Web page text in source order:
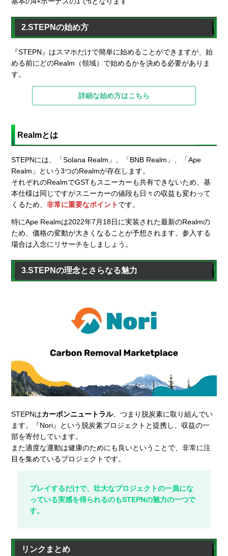
2.STEPNの始め方
『STEPN』はスマホだけで簡単に始めることができますが、始
める前にどのRealm（領域）で始めるかを決める必要がありま
す。
詳細な始め方はこちら
Realmとは
STEPNには、「Solana Realm」、「BNB Realm」、「Ape
Realm」という3つのRealmが存在します。
それぞれのRealmでGSTもスニーカーも共有できないため、基
本仕様は同じですがスニーカーの値段も日々の収益も変わって
くるため、非常に重要なポイントです。
特にApe Realmは2022年7月18日に実装された最新のRealmの
ため、価格の変動が大きくなることが予想されます。参入する
場合は入念にリサーチをしましょう。
3.STEPNの理念とさらなる魅力
STEPNはカーボンニュートラル、つまり脱炭素に取り組んでい
ます。『Nori』という脱炭素プロジェクトと提携し、収益の一
部を寄付しています。
また適度な運動は健康のためにも良いということで、非常に注
目を集めているプロジェクトです。
プレイするだけで、壮大なプロジェクトの一員にな
っている実感を得られるのもSTEPNの魅力の一つで
す。
リンクまとめ